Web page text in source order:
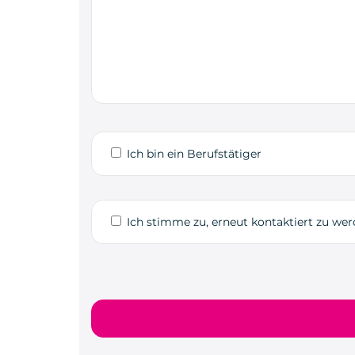
Ich bin ein Berufstätiger
Ich stimme zu, erneut kontaktiert zu